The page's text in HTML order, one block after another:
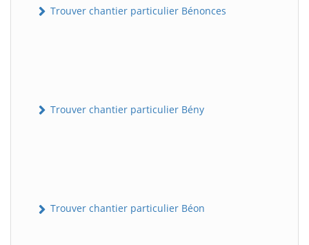
Trouver chantier particulier Bénonces
Trouver chantier particulier Bény
Trouver chantier particulier Béon